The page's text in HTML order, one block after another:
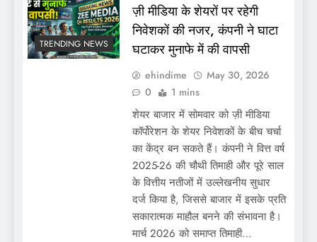
TRENDING NEWS
ज़ी मीडिया के शेयरों पर रहेगी
निवेशकों की नजर, कंपनी ने घाटा
घटाकर मुनाफे में की वापसी
ehindime
May 30, 2026
0
1 mins
शेयर बाजार में सोमवार को ज़ी मीडिया
कॉर्पोरेशन के शेयर निवेशकों के बीच चर्चा
का केंद्र बन सकते हैं। कंपनी ने वित्त वर्ष
2025-26 की चौथी तिमाही और पूरे साल
के वित्तीय नतीजों में उल्लेखनीय सुधार
दर्ज किया है, जिससे बाजार में इसके प्रति
सकारात्मक माहौल बनने की संभावना है।
मार्च 2026 को समाप्त तिमाही…